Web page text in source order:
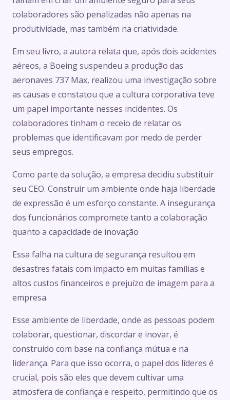
colaboradores são penalizadas não apenas na
produtividade, mas também na criatividade.
Em seu livro, a autora relata que, após dois acidentes
aéreos, a Boeing suspendeu a produção das
aeronaves 737 Max, realizou uma investigação sobre
as causas e constatou que a cultura corporativa teve
um papel importante nesses incidentes. Os
colaboradores tinham o receio de relatar os
problemas que identificavam por medo de perder
seus empregos.
Como parte da solução, a empresa decidiu substituir
seu CEO. Construir um ambiente onde haja liberdade
de expressão é um esforço constante. A insegurança
dos funcionários compromete tanto a colaboração
quanto a capacidade de inovação
Essa falha na cultura de segurança resultou em
desastres fatais com impacto em muitas famílias e
altos custos financeiros e prejuízo de imagem para a
empresa.
Esse ambiente de liberdade, onde as pessoas podem
colaborar, questionar, discordar e inovar, é
construído com base na confiança mútua e na
liderança. Para que isso ocorra, o papel dos líderes é
crucial, pois são eles que devem cultivar uma
atmosfera de confiança e respeito, permitindo que os